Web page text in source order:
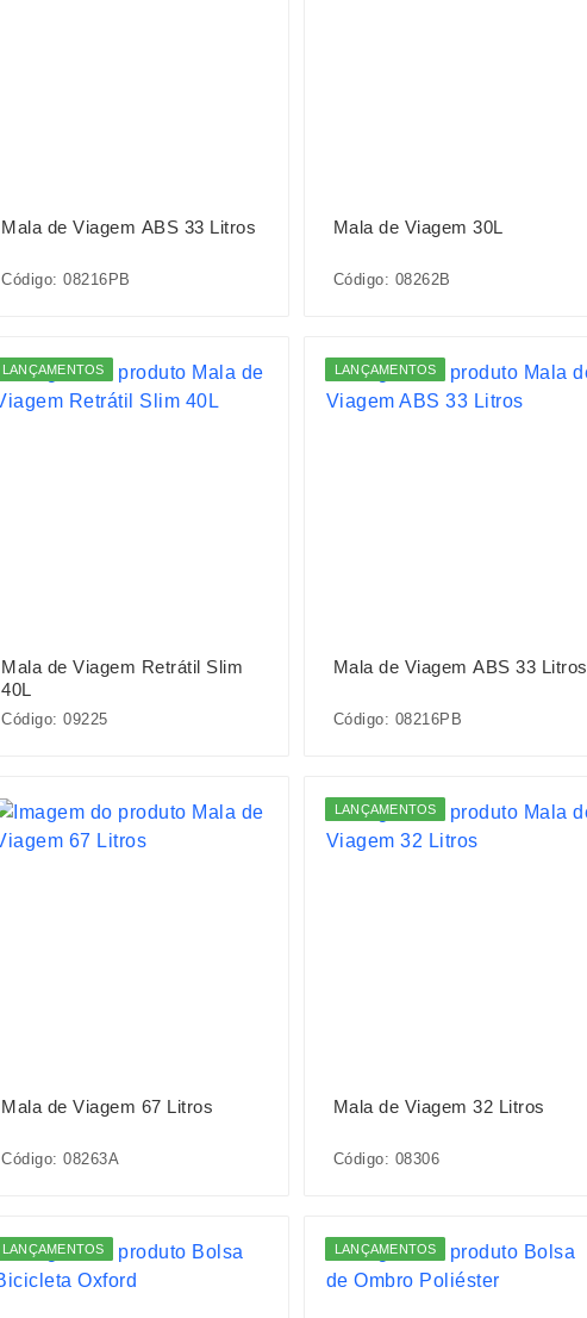
Mala de Viagem ABS 33 Litros
Código: 08216PB
Mala de Viagem 30L
Código: 08262B
LANÇAMENTOS
Mala de Viagem Retrátil Slim
40L
Código: 09225
LANÇAMENTOS
Mala de Viagem ABS 33 Litros
Código: 08216PB
Mala de Viagem 67 Litros
Código: 08263A
LANÇAMENTOS
Mala de Viagem 32 Litros
Código: 08306
LANÇAMENTOS LANÇAMENTOS